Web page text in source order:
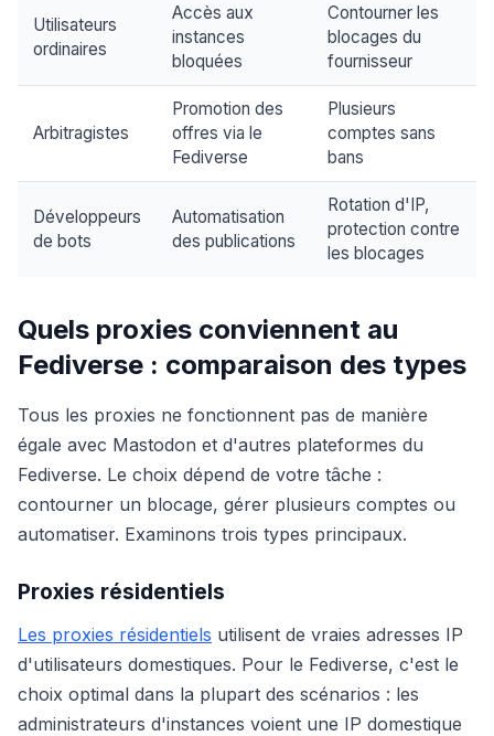
Utilisateurs
ordinaires
Accès aux
instances
bloquées
Contourner les
blocages du
fournisseur
Arbitragistes
Promotion des
offres via le
Fediverse
Plusieurs
comptes sans
bans
Développeurs
de bots
Automatisation
des publications
Rotation d'IP,
protection contre
les blocages
Quels proxies conviennent au
Fediverse : comparaison des types
Tous les proxies ne fonctionnent pas de manière
égale avec Mastodon et d'autres plateformes du
Fediverse. Le choix dépend de votre tâche :
contourner un blocage, gérer plusieurs comptes ou
automatiser. Examinons trois types principaux.
Proxies résidentiels
Les proxies résidentiels utilisent de vraies adresses IP
d'utilisateurs domestiques. Pour le Fediverse, c'est le
choix optimal dans la plupart des scénarios : les
administrateurs d'instances voient une IP domestique